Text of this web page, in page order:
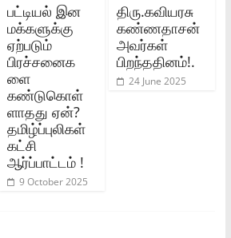
பட்டியல் இன
மக்களுக்கு
ஏற்படும்
பிரச்சனைக
ளை
கண்டுகொள்
ளாதது ஏன்?
தமிழ்ப்புலிகள்
கட்சி
ஆர்ப்பாட்டம் !
9 October 2025
திரு.கவியரசு
கண்ணதாசன்
அவர்கள்
பிறந்ததினம்!.
24 June 2025